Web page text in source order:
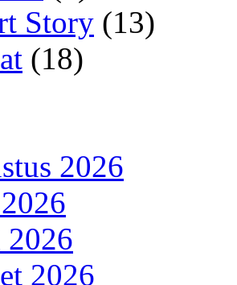
Story (13)
(18)
2026
2026
2026